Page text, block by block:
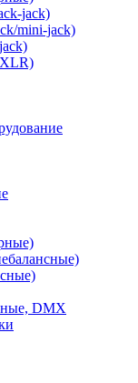
jack)
mini-jack)
DMX